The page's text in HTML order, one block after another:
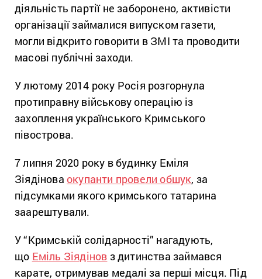
діяльність партії не заборонено, активісти
організації займалися випуском газети,
могли відкрито говорити в ЗМІ та проводити
масові публічні заходи.
У лютому 2014 року Росія розгорнула
протиправну військову операцію із
захоплення українського Кримського
півострова.
7 липня 2020 року в будинку Еміля
Зіядінова окупанти провели обшук, за
підсумками якого кримського татарина
заарештували.
У “Кримській солідарності” нагадують,
що Еміль Зіядінов з дитинства займався
карате, отримував медалі за перші місця. Під